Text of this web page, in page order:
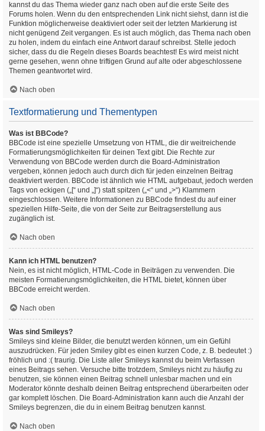
kannst du das Thema wieder ganz nach oben auf die erste Seite des
Forums holen. Wenn du den entsprechenden Link nicht siehst, dann ist die
Funktion möglicherweise deaktiviert oder seit der letzten Markierung ist
nicht genügend Zeit vergangen. Es ist auch möglich, das Thema nach oben
zu holen, indem du einfach eine Antwort darauf schreibst. Stelle jedoch
sicher, dass du die Regeln dieses Boards beachtest! Es wird meist nicht
gerne gesehen, wenn ohne triftigen Grund auf alte oder abgeschlossene
Themen geantwortet wird.
Nach oben
Textformatierung und Thementypen
Was ist BBCode?
BBCode ist eine spezielle Umsetzung von HTML, die dir weitreichende
Formatierungsmöglichkeiten für deinen Text gibt. Die Rechte zur
Verwendung von BBCode werden durch die Board-Administration
vergeben, können jedoch auch durch dich für jeden einzelnen Beitrag
deaktiviert werden. BBCode ist ähnlich wie HTML aufgebaut, jedoch werden
Tags von eckigen („[“ und „]“) statt spitzen („<“ und „>“) Klammern
eingeschlossen. Weitere Informationen zu BBCode findest du auf einer
speziellen Hilfe-Seite, die von der Seite zur Beitragserstellung aus
zugänglich ist.
Nach oben
Kann ich HTML benutzen?
Nein, es ist nicht möglich, HTML-Code in Beiträgen zu verwenden. Die
meisten Formatierungsmöglichkeiten, die HTML bietet, können über
BBCode erreicht werden.
Nach oben
Was sind Smileys?
Smileys sind kleine Bilder, die benutzt werden können, um ein Gefühl
auszudrücken. Für jeden Smiley gibt es einen kurzen Code, z. B. bedeutet :)
fröhlich und :( traurig. Die Liste aller Smileys kannst du beim Verfassen
eines Beitrags sehen. Versuche bitte trotzdem, Smileys nicht zu häufig zu
benutzen, sie können einen Beitrag schnell unlesbar machen und ein
Moderator könnte deshalb deinen Beitrag entsprechend überarbeiten oder
gar komplett löschen. Die Board-Administration kann auch die Anzahl der
Smileys begrenzen, die du in einem Beitrag benutzen kannst.
Nach oben